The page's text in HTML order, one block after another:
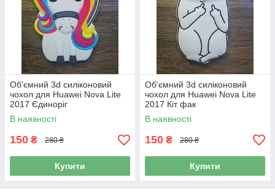
Об'ємний 3d силіконовий
чохол для Huawei Nova Lite
2017 Єдиноріг
В наявності
150 ₴ 280 ₴
Купити
Об'ємний 3d силіконовий
чохол для Huawei Nova Lite
2017 Кіт фак
В наявності
150 ₴ 280 ₴
Купити